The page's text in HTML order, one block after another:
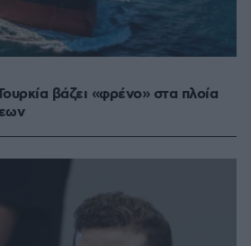
βάζει «φρένο» στα πλοία